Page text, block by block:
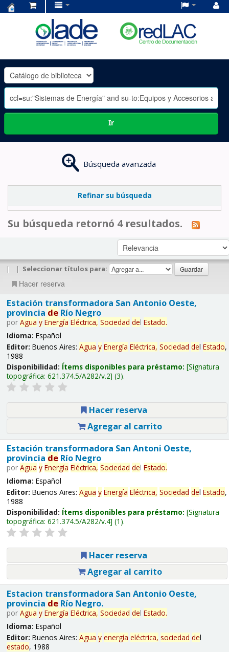
OLADE
-
Ir
Búsqueda avanzada
Refinar su búsqueda
Su búsqueda retornó 4 resultados.
| | Seleccionar títulos para:
Hacer reserva
Estación transformadora San Antonio Oeste,
provincia deRío Negro
por Agua y Energía Eléctrica, Sociedad del Estado.
Idioma: Español
Editor: Buenos Aires: Agua y Energía Eléctrica, Sociedad del Estado,
1988
Disponibilidad: Ítems disponibles para préstamo: Signatura
topográfica: 621.374.5/A282/v.2 (3).
Hacer reserva
Agregar al carrito
Estación transformadora San Antoni Oeste,
provincia deRío Negro
por Agua y Energía Eléctrica, Sociedad del Estado.
Idioma: Español
Editor: Buenos Aires: Agua y Energía Eléctrica, Sociedad del Estado,
1988
Disponibilidad: Ítems disponibles para préstamo: Signatura
topográfica: 621.374.5/A282/v.4 (1).
Hacer reserva
Agregar al carrito
Estacion transformadora San Antonio Oeste,
provincia deRío Negro.
por Agua y Energía Eléctrica, Sociedad del Estado.
Idioma: Español
Editor: Buenos Aires: Agua y energía eléctrica, sociedad del
estado, 1988